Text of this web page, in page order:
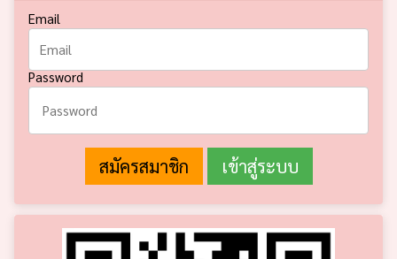
Email
Password
สมัครสมาชิก